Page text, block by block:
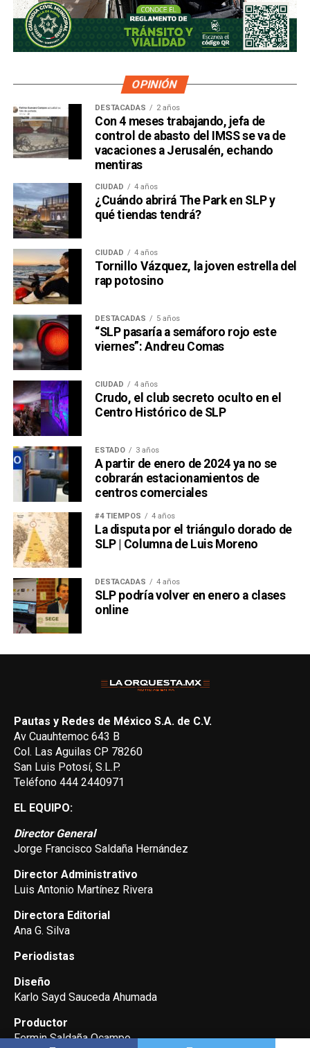
OPINIÓN
DESTACADAS 2 años
Con 4 meses trabajando, jefa de
control de abasto del IMSS se va de
vacaciones a Jerusalén, echando
mentiras
CIUDAD 4 años
¿Cuándo abrirá The Park en SLP y
qué tiendas tendrá?
CIUDAD 4 años
Tornillo Vázquez, la joven estrella del
rap potosino
DESTACADAS 5 años
“SLP pasaría a semáforo rojo este
viernes”: Andreu Comas
CIUDAD 4 años
Crudo, el club secreto oculto en el
Centro Histórico de SLP
ESTADO 3 años
A partir de enero de 2024 ya no se
cobrarán estacionamientos de
centros comerciales
#4 TIEMPOS 4 años
La disputa por el triángulo dorado de
SLP | Columna de Luis Moreno
DESTACADAS 4 años
SLP podría volver en enero a clases
online
Pautas y Redes de México S.A. de C.V.
Av Cuauhtemoc 643 B
Col. Las Aguilas CP 78260
San Luis Potosí, S.L.P.
Teléfono 444 2440971
EL EQUIPO:
Director General
Jorge Francisco Saldaña Hernández
Director Administrativo
Luis Antonio Martínez Rivera
Directora Editorial
Ana G. Silva
Periodistas
Diseño
Karlo Sayd Sauceda Ahumada
Productor
Fermin Saldaña Ocampo